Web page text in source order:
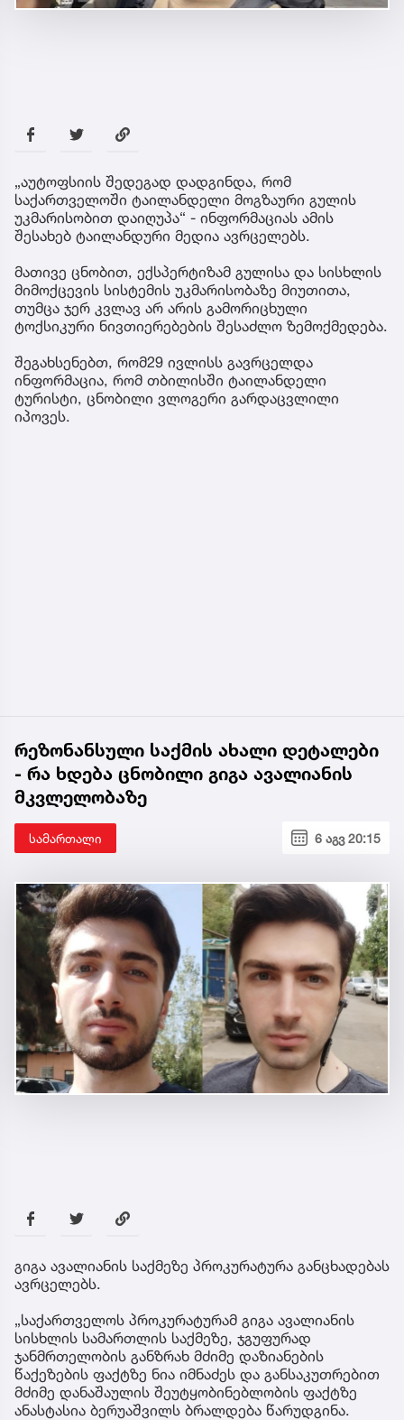
„აუტოფსიის შედეგად დადგინდა, რომ
საქართველოში ტაილანდელი მოგზაური გულის
უკმარისობით დაიღუპა“ - ინფორმაციას ამის
შესახებ ტაილანდური მედია ავრცელებს.
მათივე ცნობით, ექსპერტიზამ გულისა და სისხლის
მიმოქცევის სისტემის უკმარისობაზე მიუთითა,
თუმცა ჯერ კვლავ არ არის გამორიცხული
ტოქსიკური ნივთიერებების შესაძლო ზემოქმედება.
შეგახსენებთ, რომ29 ივლისს გავრცელდა
ინფორმაცია, რომ თბილისში ტაილანდელი
ტურისტი, ცნობილი ვლოგერი გარდაცვლილი
იპოვეს.
რეზონანსული საქმის ახალი დეტალები
- რა ხდება ცნობილი გიგა ავალიანის
მკვლელობაზე
სამართალი 6 აგვ 20:15
გიგა ავალიანის საქმეზე პროკურატურა განცხადებას
ავრცელებს.
„საქართველოს პროკურატურამ გიგა ავალიანის
სისხლის სამართლის საქმეზე, ჯგუფურად
ჯანმრთელობის განზრახ მძიმე დაზიანების
წაქეზების ფაქტზე ნია იმნაძეს და განსაკუთრებით
მძიმე დანაშაულის შეუტყობინებლობის ფაქტზე
ანასტასია ბერუაშვილს ბრალდება წარუდგინა.